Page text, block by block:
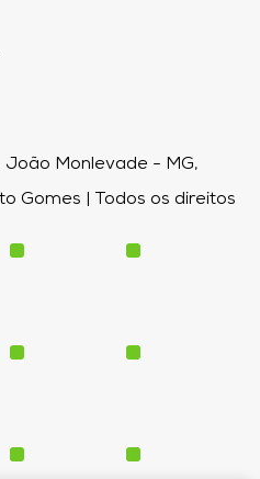
João Monlevade - MG,
Gomes | Todos os direitos